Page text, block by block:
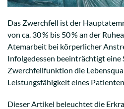
Das Zwerchfell ist der
von ca. 30 % bis 50 % an der
Atemarbeit bei körperlicher
Infolgedessen beeinträchtigt eine
Zwerchfellfunktion die
Leistungsfähigkeit eines
Dieser Artikel beleuchtet die